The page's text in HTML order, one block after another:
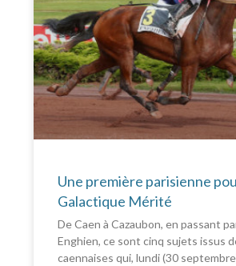
Une première parisienne
Galactique Mérité
De Caen à Cazaubon, en passant
Enghien, ce sont cinq sujets issus
caennaises qui, lundi (30